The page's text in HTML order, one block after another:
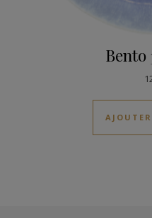
Bento